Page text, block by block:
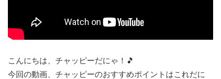
こんにちは、チャッピーだにゃ！🎵
今回の動画、チャッピーのおすすめポイントはこれだに